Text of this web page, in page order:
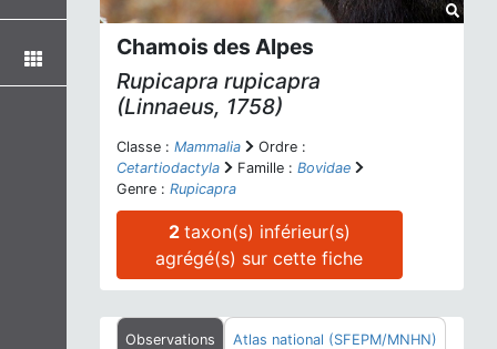
Chamois des Alpes
Rupicapra rupicapra
(Linnaeus, 1758)
Classe : Mammalia
Ordre :
Cetartiodactyla
Famille : Bovidae
Genre : Rupicapra
2 taxon(s) inférieur(s)
agrégé(s) sur cette fiche
Observations Atlas national (SFEPM/MNHN)